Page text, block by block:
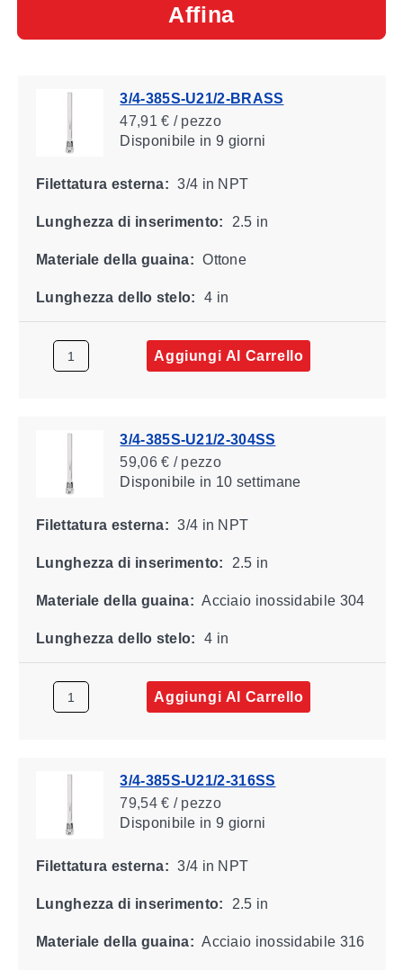
Affina
3/4-385S-U21/2-BRASS
47,91 € / pezzo
Disponibile in 9 giorni
Filettatura esterna: 3/4 in NPT
Lunghezza di inserimento: 2.5 in
Materiale della guaina: Ottone
Lunghezza dello stelo: 4 in
Aggiungi Al Carrello
3/4-385S-U21/2-304SS
59,06 € / pezzo
Disponibile in 10 settimane
Filettatura esterna: 3/4 in NPT
Lunghezza di inserimento: 2.5 in
Materiale della guaina: Acciaio inossidabile 304
Lunghezza dello stelo: 4 in
Aggiungi Al Carrello
3/4-385S-U21/2-316SS
79,54 € / pezzo
Disponibile in 9 giorni
Filettatura esterna: 3/4 in NPT
Lunghezza di inserimento: 2.5 in
Materiale della guaina: Acciaio inossidabile 316